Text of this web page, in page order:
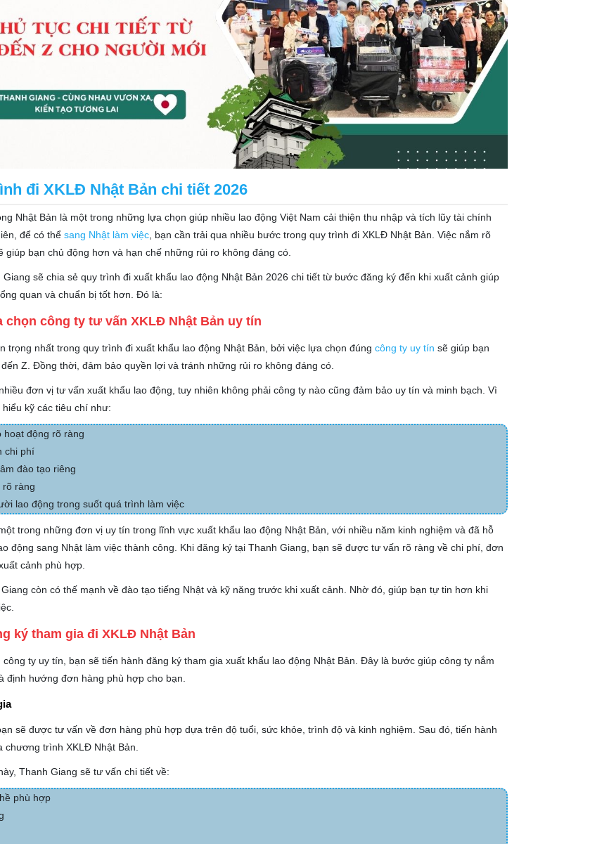
đi XKLĐ Nhật Bản chi tiết 2026
Nhật Bản là một trong những lựa chọn giúp nhiều lao động Việt Nam cải thiện thu nhập và tích lũy tài chính
để có thểsang Nhật làm việc , bạn cần trải qua nhiều bước trong quy trình đi XKLĐ Nhật Bản. Việc nắm rõ
giúp bạn chủ động hơn và hạn chế những rủi ro không đáng có.
Giang sẽ chia sẻ quy trình đi xuất khẩu lao động Nhật Bản 2026 chi tiết từ bước đăng ký đến khi xuất cảnh giúp
quan và chuẩn bị tốt hơn. Đó là:
chọn công ty tư vấn XKLĐ Nhật Bản uy tín
trọng nhất trong quy trình đi xuất khẩu lao động Nhật Bản, bởi việc lựa chọn đúngcông ty uy tín sẽ giúp bạn
Z. Đồng thời, đảm bảo quyền lợi và tránh những rủi ro không đáng có.
đơn vị tư vấn xuất khẩu lao động, tuy nhiên không phải công ty nào cũng đảm bảo uy tín và minh bạch. Vì
kỹ các tiêu chí như:
hoạt động rõ ràng
chi phí
đào tạo riêng
rõ ràng
lao động trong suốt quá trình làm việc
trong những đơn vị uy tín trong lĩnh vực xuất khẩu lao động Nhật Bản, với nhiều năm kinh nghiệm và đã hỗ
động sang Nhật làm việc thành công. Khi đăng ký tại Thanh Giang, bạn sẽ được tư vấn rõ ràng về chi phí, đơn
cảnh phù hợp.
còn có thế mạnh về đào tạo tiếng Nhật và kỹ năng trước khi xuất cảnh. Nhờ đó, giúp bạn tự tin hơn khi
ký tham gia đi XKLĐ Nhật Bản
công ty uy tín, bạn sẽ tiến hành đăng ký tham gia xuất khẩu lao động Nhật Bản. Đây là bước giúp công ty nắm
định hướng đơn hàng phù hợp cho bạn.
sẽ được tư vấn về đơn hàng phù hợp dựa trên độ tuổi, sức khỏe, trình độ và kinh nghiệm. Sau đó, tiến hành
chương trình XKLĐ Nhật Bản.
Thanh Giang sẽ tư vấn chi tiết về:
phù hợp